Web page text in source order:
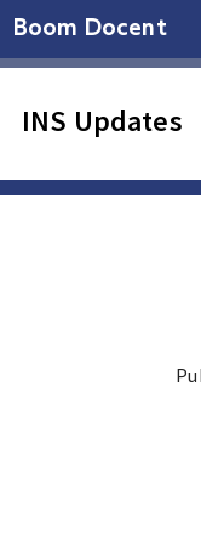
Boom Docent
INS Updates